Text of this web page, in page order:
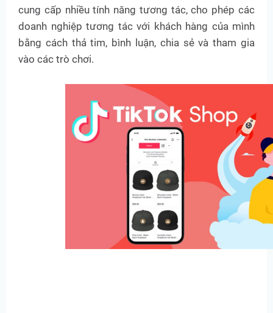
cung cấp nhiều tính năng tương tác, cho phép các
doanh nghiệp tương tác với khách hàng của mình
bằng cách thả tim, bình luận, chia sẻ và tham gia
vào các trò chơi.